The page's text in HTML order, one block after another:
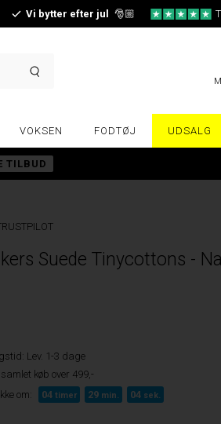
Vi bytter efter jul 🎅🏼
VOKSEN FODTØJ UDSALG
TILBUD
Suede Tinycottons -
Lev. 1-3 dage
køb over 499,-
om:
04 timer 29 min. 03 sek.